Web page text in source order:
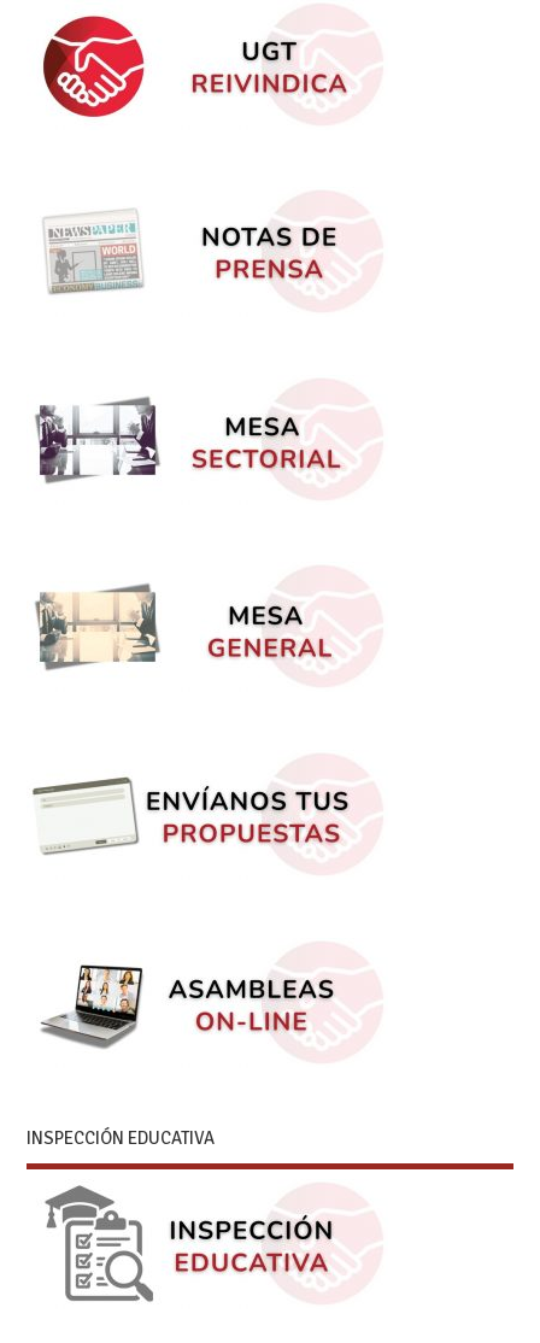
INSPECCIÓN EDUCATIVA